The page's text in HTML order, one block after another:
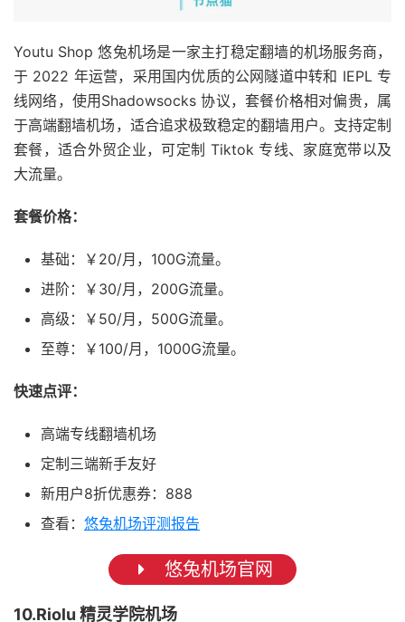
Youtu Shop 悠兔机场是一家主打稳定翻墙的机场服务商，
于 2022 年运营，采用国内优质的公网隧道中转和 IEPL 专
线网络，使用Shadowsocks 协议，套餐价格相对偏贵，属
于高端翻墙机场，适合追求极致稳定的翻墙用户。支持定制
套餐，适合外贸企业，可定制 Tiktok 专线、家庭宽带以及
大流量。
套餐价格：
基础：￥20/月，100G流量。
进阶：￥30/月，200G流量。
高级：￥50/月，500G流量。
至尊：￥100/月，1000G流量。
快速点评：
高端专线翻墙机场
定制三端新手友好
新用户8折优惠券：888
查看： 悠兔机场评测报告
悠兔机场官网
10.Riolu 精灵学院机场